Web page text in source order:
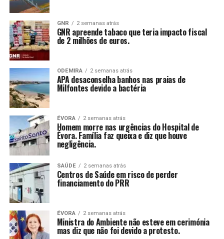
GNR 2 semanas atrás
GNR apreende tabaco que teria impacto fiscal
de 2 milhões de euros.
ODEMIRA 2 semanas atrás
APA desaconselha banhos nas praias de
Milfontes devido a bactéria
ÉVORA 2 semanas atrás
Homem morre nas urgências do Hospital de
Évora. Família faz queixa e diz que houve
negligência.
SAÚDE 2 semanas atrás
Centros de Saúde em risco de perder
financiamento do PRR
ÉVORA 2 semanas atrás
Ministra do Ambiente não esteve em cerimónia
mas diz que não foi devido a protesto.